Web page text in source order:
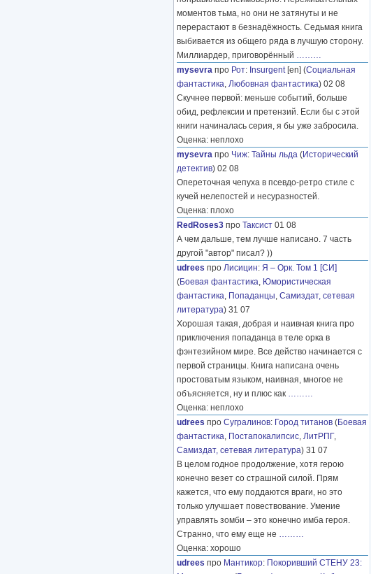
моментов тьма, но они не затянуты и не
перерастают в безнадёжность. Седьмая книга
выбивается из общего ряда в лучшую сторону.
Миллиардер, приговорённый ………
mysevra про Рот: Insurgent[en] (Социальная
фантастика, Любовная фантастика) 02 08
Скучнее первой: меньше событий, больше
обид, рефлексии и претензий. Если бы с этой
книги начиналась серия, я бы уже забросила.
Оценка: неплохо
mysevra про Чиж: Тайны льда (Исторический
детектив) 02 08
Опереточная чепуха в псевдо-ретро стиле с
кучей нелепостей и несуразностей.
Оценка: плохо
RedRoses3 про Таксист 01 08
А чем дальше, тем лучше написано. 7 часть
другой "автор" писал? ))
udrees про Лисицин: Я – Орк. Том 1 [СИ]
(Боевая фантастика, Юмористическая
фантастика, Попаданцы, Самиздат, сетевая
литература) 31 07
Хорошая такая, добрая и наивная книга про
приключения попаданца в теле орка в
фэнтезийном мире. Все действо начинается с
первой страницы. Книга написана очень
простоватым языком, наивная, многое не
объясняется, ну и плюс как ………
Оценка: неплохо
udrees про Сугралинов: Город титанов (Боевая
фантастика, Постапокалипсис, ЛитРПГ,
Самиздат, сетевая литература) 31 07
В целом годное продолжение, хотя герою
конечно везет со страшной силой. Прям
кажется, что ему поддаются враги, но это
только улучшает повествование. Умение
управлять зомби – это конечно имба героя.
Странно, что ему еще не ………
Оценка: хорошо
udrees про Мантикор: Покоривший СТЕНУ 23: